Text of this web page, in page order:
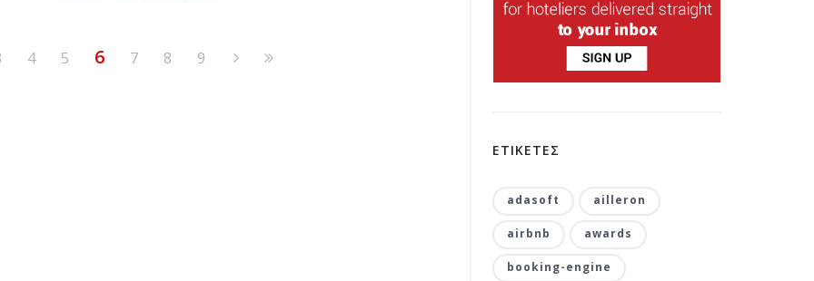
4 5 6 7 8 9
ΕΤΙΚΕΤΕΣ
adasoft ailleron
airbnb awards
booking-engine